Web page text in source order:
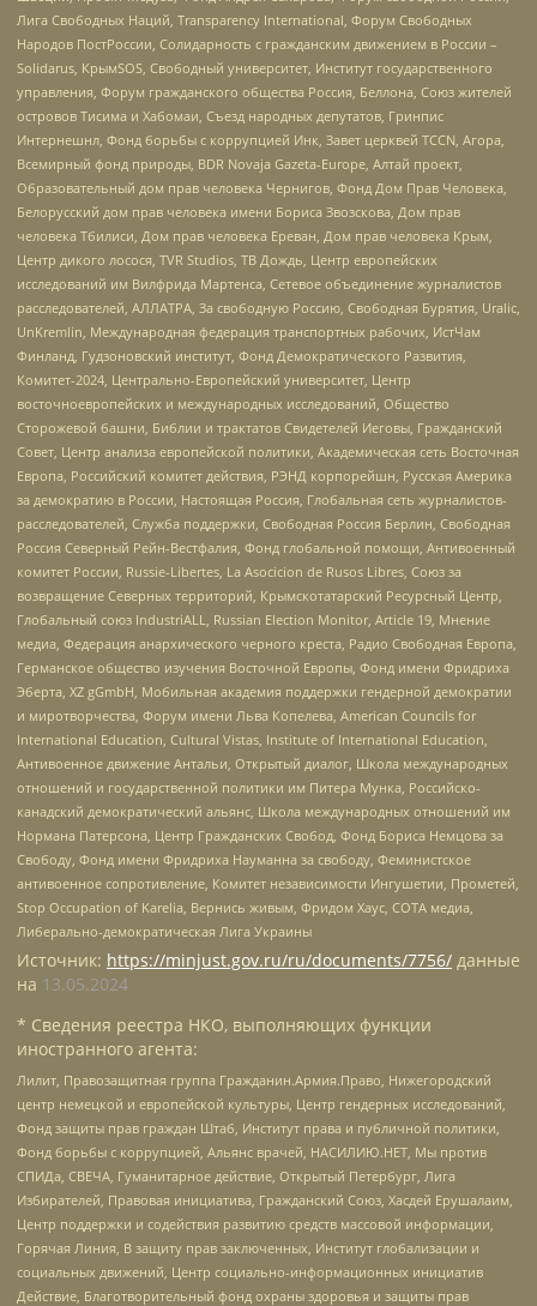
Лига Свободных Наций, Transparеncy International, Форум Свободных
Народов ПостРоссии, Солидарность с гражданским движением в России –
Solidarus, КрымSOS, Свободный университет, Институт государственного
управления, Форум гражданского общества Россия, Беллона, Союз жителей
островов Тисима и Хабомаи, Съезд народных депутатов, Гринпис
Интернешнл, Фонд борьбы с коррупцией Инк, Завет церквей TCCN, Агора,
Всемирный фонд природы, BDR Novaja Gazeta-Europe, Алтай проект,
Образовательный дом прав человека Чернигов, Фонд Дом Прав Человека,
Белорусский дом прав человека имени Бориса Звозскова, Дом прав
человека Тбилиси, Дом прав человека Ереван, Дом прав человека Крым,
Центр дикого лосося, TVR Studios, ТВ Дождь, Центр европейских
исследований им Вилфрида Мартенса, Сетевое объединение журналистов
расследователей, АЛЛАТРА, За свободную Россию, Свободная Бурятия, Uralic,
UnKremlin, Международная федерация транспортных рабочих, ИстЧам
Финланд, Гудзоновский институт, Фонд Демократического Развития,
Комитет-2024, Центрально-Европейский университет, Центр
восточноевропейских и международных исследований, Общество
Сторожевой башни, Библии и трактатов Свидетелей Иеговы, Гражданский
Совет, Центр анализа европейской политики, Академическая сеть Восточная
Европа, Российский комитет действия, РЭНД корпорейшн, Русская Америка
за демократию в России, Настоящая Россия, Глобальная сеть журналистов-
расследователей, Служба поддержки, Свободная Россия Берлин, Свободная
Россия Северный Рейн-Вестфалия, Фонд глобальной помощи, Антивоенный
комитет России, Russie-Libertes, La Asocicion de Rusos Libres, Союз за
возвращение Северных территорий, Крымскотатарский Ресурсный Центр,
Глобальный союз IndustriALL, Russian Election Monitor, Article 19, Мнение
медиа, Федерация анархического черного креста, Радио Свободная Европа,
Германское общество изучения Восточной Европы, Фонд имени Фридриха
Эберта, XZ gGmbH, Мобильная академия поддержки гендерной демократии
и миротворчества, Форум имени Льва Копелева, American Councils for
International Education, Cultural Vistas, Institute of International Education,
Антивоенное движение Антальи, Открытый диалог, Школа международных
отношений и государственной политики им Питера Мунка, Российско-
канадский демократический альянс, Школа международных отношений им
Нормана Патерсона, Центр Гражданских Свобод, Фонд Бориса Немцова за
Свободу, Фонд имени Фридриха Науманна за свободу, Феминистское
антивоенное сопротивление, Комитет независимости Ингушетии, Прометей,
Stop Occupation of Karelia, Вернись живым, Фридом Хаус, СОТА медиа,
Либерально-демократическая Лига Украины
Источник: https://minjust.gov.ru/ru/documents/7756/ данные
на 13.05.2024
* Сведения реестра НКО, выполняющих функции
иностранного агента:
Лилит, Правозащитная группа Гражданин.Армия.Право, Нижегородский
центр немецкой и европейской культуры, Центр гендерных исследований,
Фонд защиты прав граждан Штаб, Институт права и публичной политики,
Фонд борьбы с коррупцией, Альянс врачей, НАСИЛИЮ.НЕТ, Мы против
СПИДа, СВЕЧА, Гуманитарное действие, Открытый Петербург, Лига
Избирателей, Правовая инициатива, Гражданский Союз, Хасдей Ерушалаим,
Центр поддержки и содействия развитию средств массовой информации,
Горячая Линия, В защиту прав заключенных, Институт глобализации и
социальных движений, Центр социально-информационных инициатив
Действие, Благотворительный фонд охраны здоровья и защиты прав